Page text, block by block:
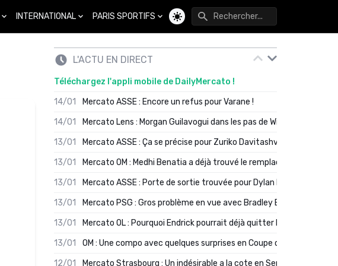
INTERNATIONAL PARIS SPORTIFS
Changer de thème
L'ACTU EN DIRECT
Téléchargez l'appli mobile de DailyMercato !
14/01
Mercato ASSE : Encore un refus pour Varane !
14/01
Mercato Lens : Morgan Guilavogui dans les pas de Will Still ?
13/01
Mercato ASSE : Ça se précise pour Zuriko Davitashvili
13/01
Mercato OM : Medhi Benatia a déjà trouvé le remplaçant de Robinio
13/01
Mercato ASSE : Porte de sortie trouvée pour Dylan Batubinsika
13/01
Mercato PSG : Gros problème en vue avec Bradley Barcola ?
13/01
Mercato OL : Pourquoi Endrick pourrait déjà quitter Lyon en janvier
13/01
OM : Une compo avec quelques surprises en Coupe de France
12/01
Mercato Strasbourg : Un indésirable a la cote en Serie A